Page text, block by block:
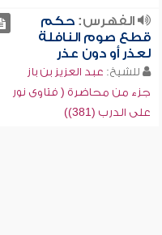
الفهرس:حكم
قطع صوم النافلة
لعذر أو دون عذر
للشيخ: عبد العزيز بن باز
جزء من محاضرة ( فتاوى نور
على الدرب (381))